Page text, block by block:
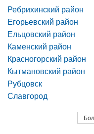
Ребрихинский район
Егорьевский район
Ельцовский район
Каменский район
Красногорский район
Кытмановский район
Рубцовск
Славгород